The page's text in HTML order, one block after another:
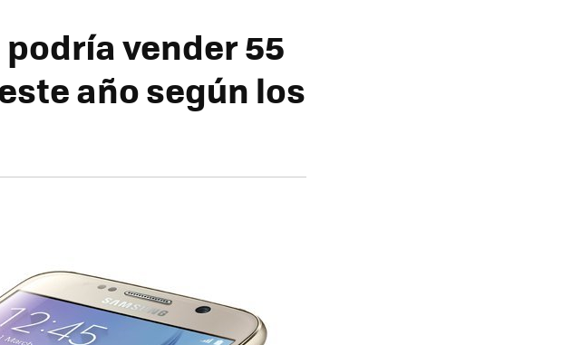
podría vender 55
año según los